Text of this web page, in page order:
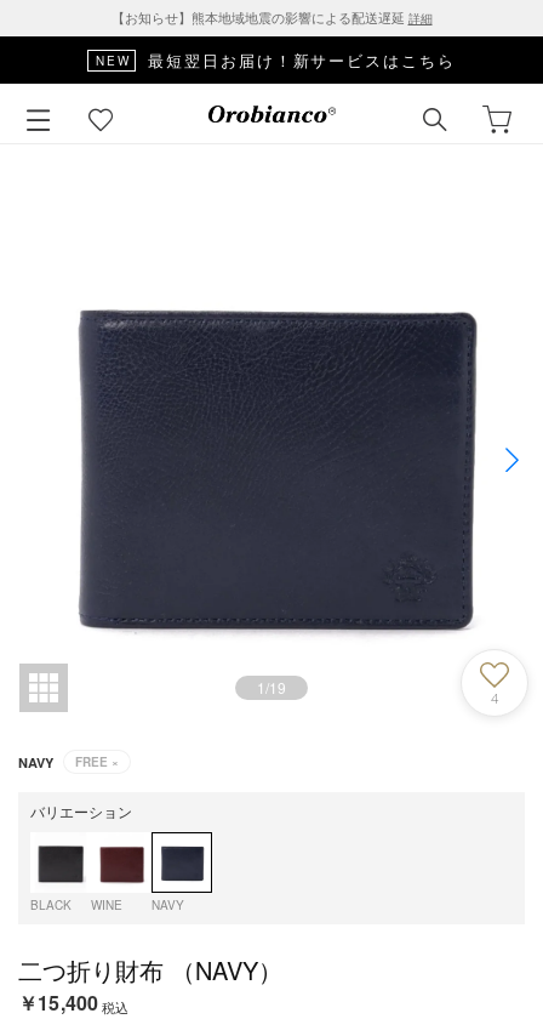
【お知らせ】熊本地域地震の影響による配送遅延 詳細
NEW 最短翌日お届け！新サービスはこちら
1/19
4
NAVY FREE ×
バリエーション
BLACK WINE NAVY
二つ折り財布 （NAVY）
￥15,400税込